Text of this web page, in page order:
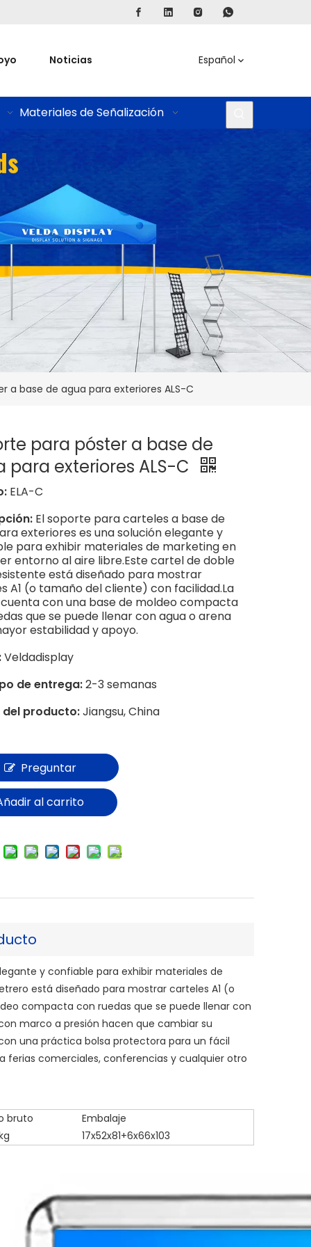
Noticias
Español
Materiales de Señalización
a base de agua para exteriores ALS-C
para póster a base de
para exteriores ALS-C
ELA-C
El soporte para carteles a base de
exteriores es una solución elegante y
para exhibir materiales de marketing en
entorno al aire libre.Este cartel de doble
está diseñado para mostrar
A1 (o tamaño del cliente) con facilidad.La
con una base de moldeo compacta
que se puede llenar con agua o arena
estabilidad y apoyo.
Veldadisplay
de entrega:2-3 semanas
del producto:Jiangsu, China
Preguntar
al carrito
y confiable para exhibir materiales de
está diseñado para mostrar carteles A1 (o
compacta con ruedas que se puede llenar con
marco a presión hacen que cambiar su
una práctica bolsa protectora para un fácil
comerciales, conferencias y cualquier otro
bruto
Embalaje
17x52x81+6x66x103